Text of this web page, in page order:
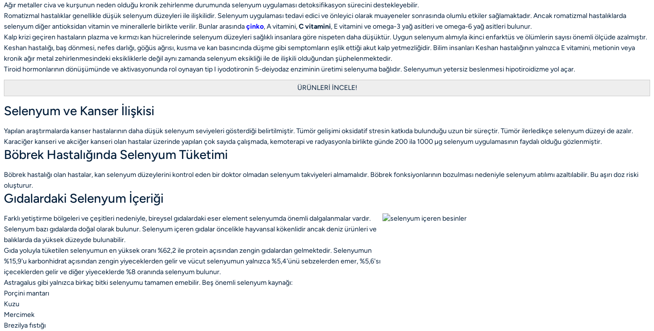
Ağır metaller civa ve kurşunun neden olduğu kronik zehirlenme durumunda selenyum uygulaması detoksifikasyon sürecini destekleyebilir.
Romatizmal hastalıklar genellikle düşük selenyum düzeyleri ile ilişkilidir. Selenyum uygulaması tedavi edici ve önleyici olarak muayeneler sonrasında olumlu etkiler sağlamaktadır. Ancak romatizmal hastalıklarda
selenyum diğer antioksidan vitamin ve minerallerle birlikte verilir. Bunlar arasındaçinko, A vitamini,C vitamini, E vitamini ve omega-3 yağ asitleri ve omega-6 yağ asitleri bulunur.
Kalp krizi geçiren hastaların plazma ve kırmızı kan hücrelerinde selenyum düzeyleri sağlıklı insanlara göre nispeten daha düşüktür. Uygun selenyum alımıyla ikinci enfarktüs ve ölümlerin sayısı önemli ölçüde azalmıştır.
Keshan hastalığı, baş dönmesi, nefes darlığı, göğüs ağrısı, kusma ve kan basıncında düşme gibi semptomların eşlik ettiği akut kalp yetmezliğidir. Bilim insanları Keshan hastalığının yalnızca E vitamini, metionin veya
kronik ağır metal zehirlenmesindeki eksikliklerle değil aynı zamanda selenyum eksikliği ile de ilişkili olduğundan şüphelenmektedir.
Tiroid hormonlarının dönüşümünde ve aktivasyonunda rol oynayan tip I iyodotironin 5-deiyodaz enziminin üretimi selenyuma bağlıdır. Selenyumun yetersiz beslenmesi hipotiroidizme yol açar.
ÜRÜNLERİ İNCELE!
Selenyum ve Kanser İlişkisi
Yapılan araştırmalarda kanser hastalarının daha düşük selenyum seviyeleri gösterdiği belirtilmiştir. Tümör gelişimi oksidatif stresin katkıda bulunduğu uzun bir süreçtir. Tümör ilerledikçe selenyum düzeyi de azalır.
Karaciğer kanseri ve akciğer kanseri olan hastalar üzerinde yapılan çok sayıda çalışmada, kemoterapi ve radyasyonla birlikte günde 200 ila 1000 µg selenyum uygulamasının faydalı olduğu gözlenmiştir.
Böbrek Hastalığında Selenyum Tüketimi
Böbrek hastalığı olan hastalar, kan selenyum düzeylerini kontrol eden bir doktor olmadan selenyum takviyeleri almamalıdır. Böbrek fonksiyonlarının bozulması nedeniyle selenyum atılımı azaltılabilir. Bu aşırı doz riski
oluşturur.
Gıdalardaki Selenyum İçeriği
Farklı yetiştirme bölgeleri ve çeşitleri nedeniyle, bireysel gıdalardaki eser element selenyumda önemli dalgalanmalar vardır.
Selenyum bazı gıdalarda doğal olarak bulunur. Selenyum içeren gıdalar öncelikle hayvansal kökenlidir ancak deniz ürünleri ve
balıklarda da yüksek düzeyde bulunabilir.
Gıda yoluyla tüketilen selenyumun en yüksek oranı %62,2 ile protein açısından zengin gıdalardan gelmektedir. Selenyumun
%15,9'u karbonhidrat açısından zengin yiyeceklerden gelir ve vücut selenyumun yalnızca %5,4'ünü sebzelerden emer, %5,6'sı
içeceklerden gelir ve diğer yiyeceklerde %8 oranında selenyum bulunur.
Astragalus gibi yalnızca birkaç bitki selenyumu tamamen emebilir. Beş önemli selenyum kaynağı:
Porçini mantarı
Kuzu
Mercimek
Brezilya fıstığı